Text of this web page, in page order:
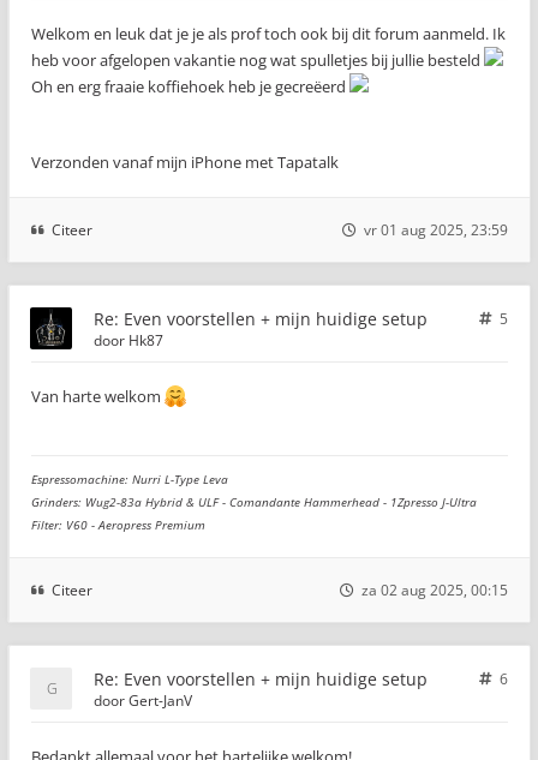
Welkom en leuk dat je je als prof toch ook bij dit forum aanmeld. Ik
heb voor afgelopen vakantie nog wat spulletjes bij jullie besteld
Oh en erg fraaie koffiehoek heb je gecreëerd
Verzonden vanaf mijn iPhone met Tapatalk
Citeer vr 01 aug 2025, 23:59
Re: Even voorstellen + mijn huidige setup
5
door Hk87
Van harte welkom
Espressomachine: Nurri L-Type Leva
Grinders: Wug2-83a Hybrid & ULF - Comandante Hammerhead - 1Zpresso J-Ultra
Filter: V60 - Aeropress Premium
Citeer za 02 aug 2025, 00:15
Re: Even voorstellen + mijn huidige setup
6
doorGert-JanV